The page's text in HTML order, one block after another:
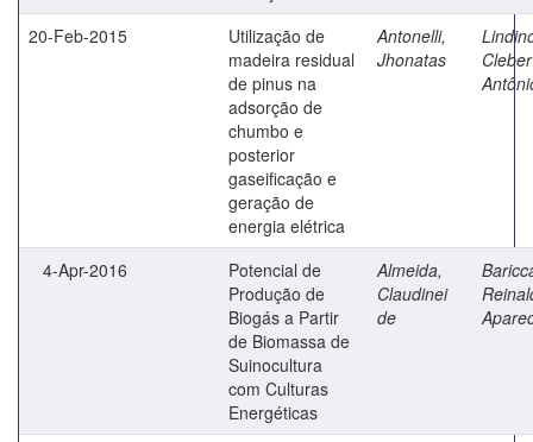
20-Feb-2015
Utilização de
madeira residual
de pinus na
adsorção de
chumbo e
posterior
gaseificação e
geração de
energia elétrica
Antonelli,
Jhonatas
Cleber
4-Apr-2016
Potencial de
Produção de
Biogás a Partir
de Biomassa de
Suinocultura
com Culturas
Energéticas
Almeida,
Claudinei
de